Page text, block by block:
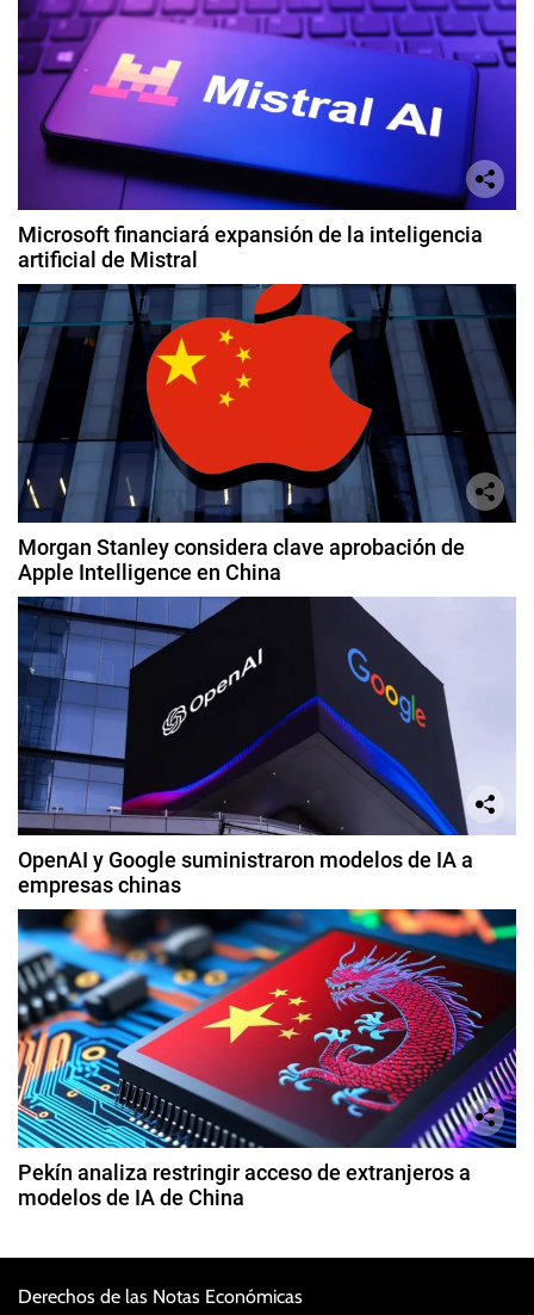
Microsoft financiará expansión de la inteligencia
artificial de Mistral
Morgan Stanley considera clave aprobación de
Apple Intelligence en China
OpenAI y Google suministraron modelos de IA a
empresas chinas
Pekín analiza restringir acceso de extranjeros a
modelos de IA de China
Derechos de las Notas Económicas